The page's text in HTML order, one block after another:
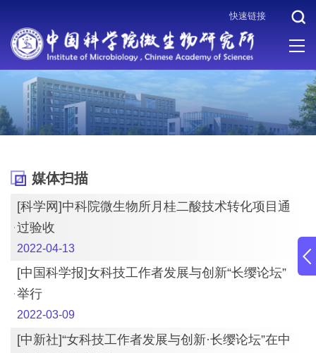
快速链接
媒体扫描
[科学网]中科院微生物所月桂二酸技术转化项目通
过验收
2022-04-13
[中国科学报]女科技工作者发展与创新“长缨论坛”
举行
2022-03-09
[中新社]“女科技工作者发展与创新·长缨论坛”在中